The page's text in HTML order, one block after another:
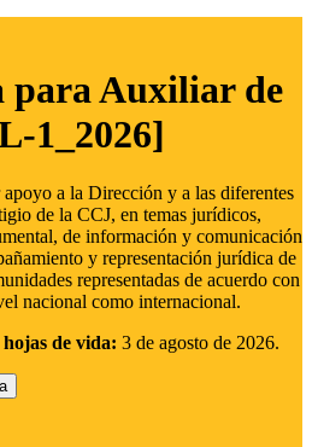
para Auxiliar de
1_2026]
a la Dirección y a las diferentes
de la CCJ, en temas jurídicos,
de información y comunicación
y representación jurídica de
representadas de acuerdo con
nacional como internacional.
de vida: 3 de agosto de 2026.